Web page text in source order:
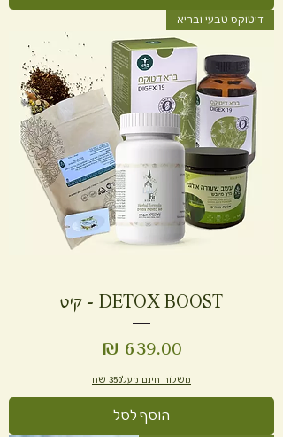
דיטוקס טבעי ובריא
DETOX BOOST - קיט
מחיר
משלוח חינם מעל350 שח
הוסף לסל